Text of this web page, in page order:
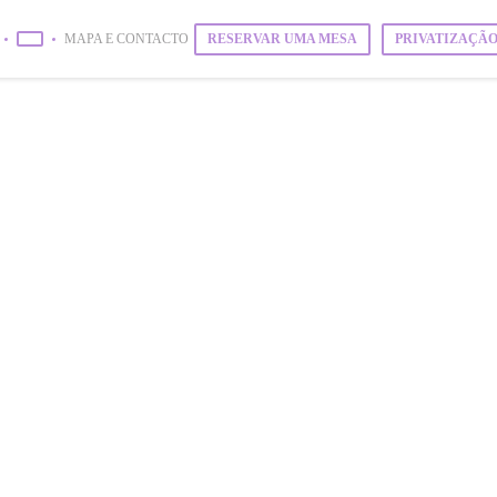
((ABRE NUMA NOVA JANELA))
((ABRE NUMA NOVA JANELA))
MAPA E CONTACTO RESERVAR UMA MESA PRIVATIZAÇÃO